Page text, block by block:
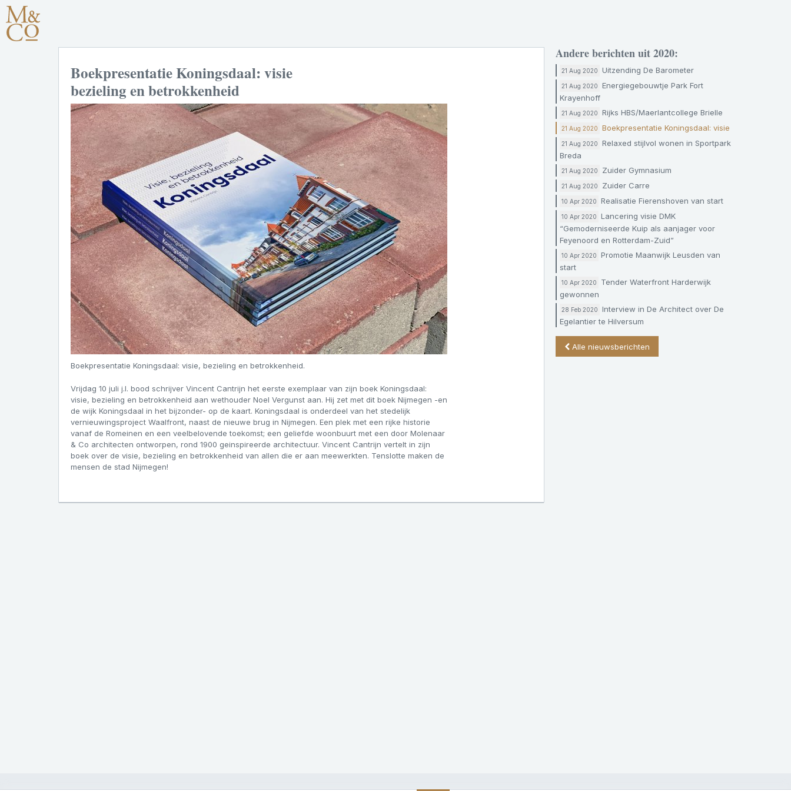
Boekpresentatie Koningsdaal: visie
bezieling en betrokkenheid
Boekpresentatie Koningsdaal: visie, bezieling en betrokkenheid.
Vrijdag 10 juli j.l. bood schrijver Vincent Cantrijn het eerste exemplaar van zijn boek Koningsdaal:
visie, bezieling en betrokkenheid aan wethouder Noel Vergunst aan. Hij zet met dit boek Nijmegen -en
de wijk Koningsdaal in het bijzonder- op de kaart. Koningsdaal is onderdeel van het stedelijk
vernieuwingsproject Waalfront, naast de nieuwe brug in Nijmegen. Een plek met een rijke historie
vanaf de Romeinen en een veelbelovende toekomst; een geliefde woonbuurt met een door Molenaar
& Co architecten ontworpen, rond 1900 geinspireerde architectuur. Vincent Cantrijn vertelt in zijn
boek over de visie, bezieling en betrokkenheid van allen die er aan meewerkten. Tenslotte maken de
mensen de stad Nijmegen!
Andere berichten uit 2020:
21 Aug 2020 Uitzending De Barometer
21 Aug 2020
Energiegebouwtje Park Fort
Krayenhoff
21 Aug 2020 Rijks HBS/Maerlantcollege Brielle
21 Aug 2020 Boekpresentatie Koningsdaal: visie
21 Aug 2020
Relaxed stijlvol wonen in Sportpark
Breda
21 Aug 2020 Zuider Gymnasium
21 Aug 2020 Zuider Carre
10 Apr 2020 Realisatie Fierenshoven van start
10 Apr 2020
Lancering visie DMK
“Gemoderniseerde Kuip als aanjager voor
Feyenoord en Rotterdam-Zuid”
10 Apr 2020
Promotie Maanwijk Leusden van
start
10 Apr 2020
Tender Waterfront Harderwijk
gewonnen
28 Feb 2020
Interview in De Architect over De
Egelantier te Hilversum
Alle nieuwsberichten